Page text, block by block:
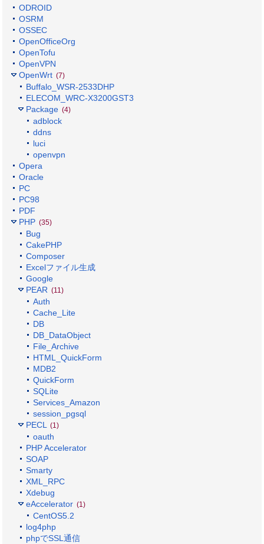
ODROID
OSRM
OSSEC
OpenOfficeOrg
OpenTofu
OpenVPN
OpenWrt (7)
Buffalo_WSR-2533DHP
ELECOM_WRC-X3200GST3
Package (4)
adblock
ddns
luci
openvpn
Opera
Oracle
PC
PC98
PDF
PHP (35)
Bug
CakePHP
Composer
Excelファイル生成
Google
PEAR (11)
Auth
Cache_Lite
DB
DB_DataObject
File_Archive
HTML_QuickForm
MDB2
QuickForm
SQLite
Services_Amazon
session_pgsql
PECL (1)
oauth
PHP Accelerator
SOAP
Smarty
XML_RPC
Xdebug
eAccelerator (1)
CentOS5.2
log4php
phpでSSL通信